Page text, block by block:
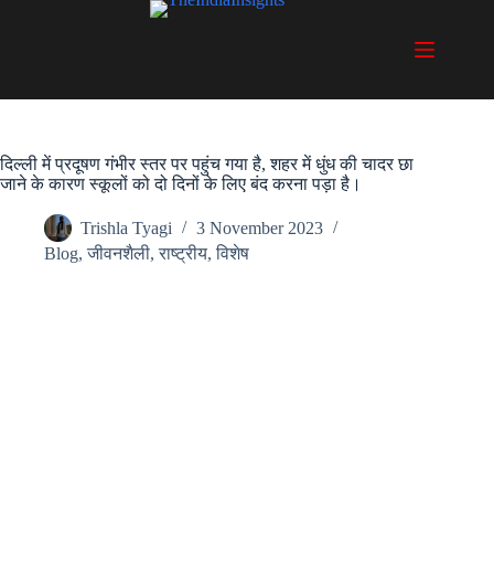
दिल्ली में प्रदूषण गंभीर स्तर पर पहुंच गया है, शहर में धुंध की चादर छा
जाने के कारण स्कूलों को दो दिनों के लिए बंद करना पड़ा है।
Trishla Tyagi
3 November 2023
Blog,जीवनशैली,राष्ट्रीय,विशेष